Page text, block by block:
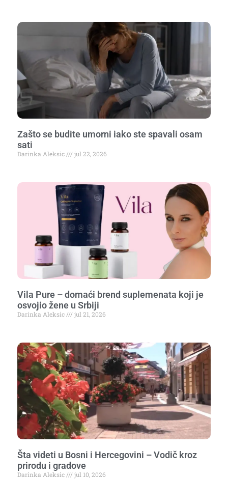
Zašto se budite umorni iako ste spavali osam
sati
Darinka Aleksic jul 22, 2026
Vila Pure – domaći brend suplemenata koji je
osvojio žene u Srbiji
Darinka Aleksic jul 21, 2026
Šta videti u Bosni i Hercegovini – Vodič kroz
prirodu i gradove
Darinka Aleksic jul 10, 2026